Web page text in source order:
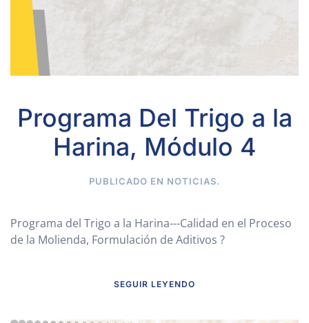
Programa Del Trigo a la
Harina, Módulo 4
PUBLICADO EN NOTICIAS.
Programa del Trigo a la Harina---Calidad en el Proceso
de la Molienda, Formulación de Aditivos ?
SEGUIR LEYENDO